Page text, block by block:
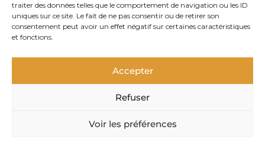
traiter des données telles que le comportement de navigation ou les ID
uniques sur ce site. Le fait de ne pas consentir ou de retirer son
consentement peut avoir un effet négatif sur certaines caractéristiques
et fonctions.
Accepter
Refuser
Voir les préférences
Dernier chapitre : les
phases finales
» , l’équipe de mon ex-coéquipier Cube,
sur le scénario à la mort ! Ar-Mandô et
DD gagne en majeure! Je dois donc au pire